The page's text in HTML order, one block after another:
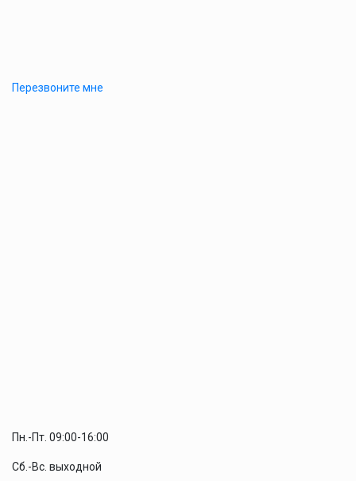
Перезвоните мне
Пн.-Пт. 09:00-16:00
Сб.-Вс. выходной